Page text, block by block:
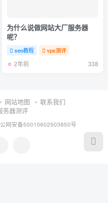
为什么说做网站大厂服务器
呢？
seo教程 vps测评
2年前 338
网站地图
联系我们
务器测评
网安备50010602503850号